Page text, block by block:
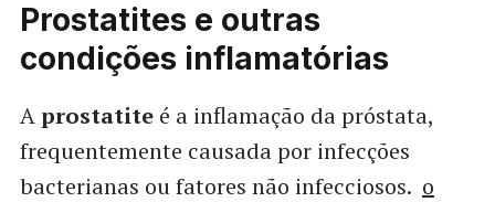
Prostatites e outras
condições inflamatórias
Aprostatiteé a inflamação da próstata,
frequentemente causada por infecções
bacterianas ou fatores não infecciosos. o